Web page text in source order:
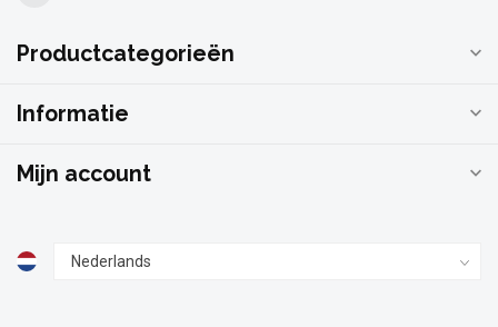
Productcategorieën
Informatie
Mijn account